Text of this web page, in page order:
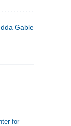
Gabler ;
for